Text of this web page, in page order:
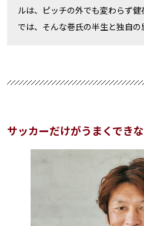
ルは、ピッチの外でも変わらず
では、そんな巻氏の半生と独自の
サッカーだけがうまくでき